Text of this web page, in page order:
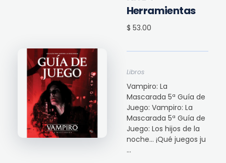
Herramientas
$ 53.00
Libros
Vampiro: La
Mascarada 5ª Guía de
Juego: Vampiro: La
Mascarada 5ª Guía de
Juego: Los hijos de la
noche... ¡Qué juegos ju
...